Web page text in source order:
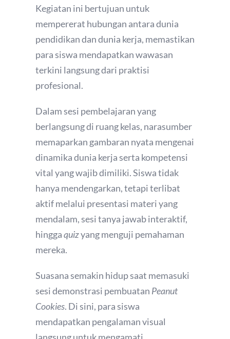
Kegiatan ini bertujuan untuk
mempererat hubungan antara dunia
pendidikan dan dunia kerja, memastikan
para siswa mendapatkan wawasan
terkini langsung dari praktisi
profesional.
Dalam sesi pembelajaran yang
berlangsung di ruang kelas, narasumber
memaparkan gambaran nyata mengenai
dinamika dunia kerja serta kompetensi
vital yang wajib dimiliki. Siswa tidak
hanya mendengarkan, tetapi terlibat
aktif melalui presentasi materi yang
mendalam, sesi tanya jawab interaktif,
hinggaquizyang menguji pemahaman
mereka.
Suasana semakin hidup saat memasuki
sesi demonstrasi pembuatan Peanut
Cookies. Di sini, para siswa
mendapatkan pengalaman visual